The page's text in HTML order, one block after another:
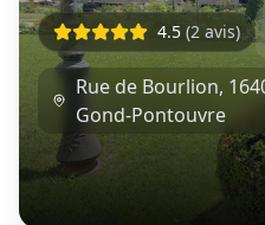
4.5 (2 avis)
Rue de Bourlion,
Gond-Pontouvre